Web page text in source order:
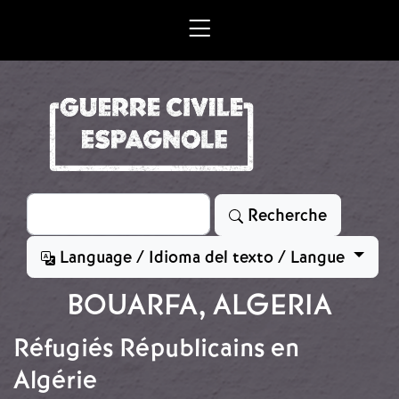
Rechercher
Recherche
Language / Idioma del texto / Langue
BOUARFA, ALGERIA
Réfugiés Républicains en
Algérie